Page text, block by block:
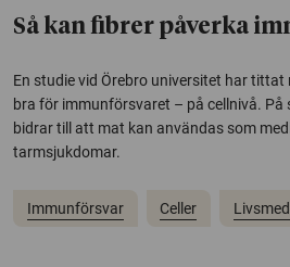
Så kan fibrer påverka
En studie vid Örebro universitet har
bra för immunförsvaret – på cellnivå. På
bidrar till att mat kan användas som
tarmsjukdomar.
Immunförsvar Celler